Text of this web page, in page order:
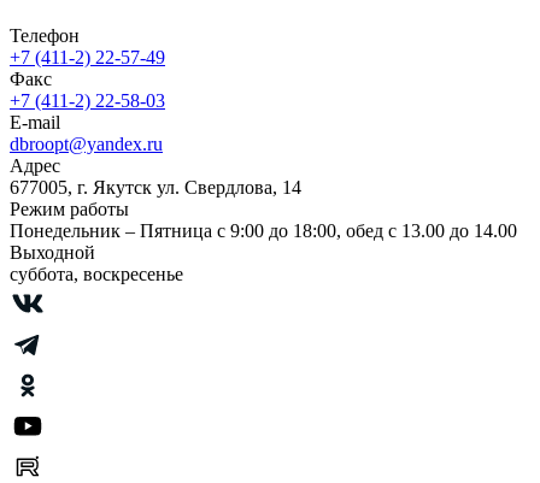
Телефон
+7 (411-2) 22-57-49
Факс
+7 (411-2) 22-58-03
E-mail
dbroopt@yandex.ru
Адрес
677005, г. Якутск ул. Свердлова, 14
Режим работы
Понедельник – Пятница с 9:00 до 18:00, обед с 13.00 до 14.00
Выходной
суббота, воскресенье